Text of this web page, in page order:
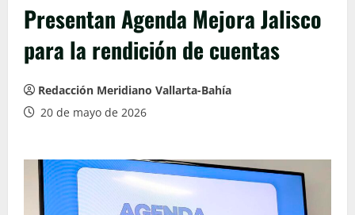
Presentan Agenda Mejora Jalisco
para la rendición de cuentas
Redacción Meridiano Vallarta-Bahía
20 de mayo de 2026